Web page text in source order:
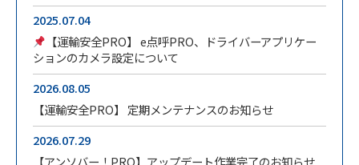
2025.07.04
【運輸安全PRO】 e点呼PRO、ドライバーアプリケー
ションのカメラ設定について
2026.08.05
【運輸安全PRO】 定期メンテナンスのお知らせ
2026.07.29
【アンソバー！PRO】アップデート作業完了のお知らせ